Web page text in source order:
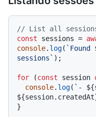
// List all
const sessions =
console. log( `Found
sessions` );
for (const session
console. log( `-
}